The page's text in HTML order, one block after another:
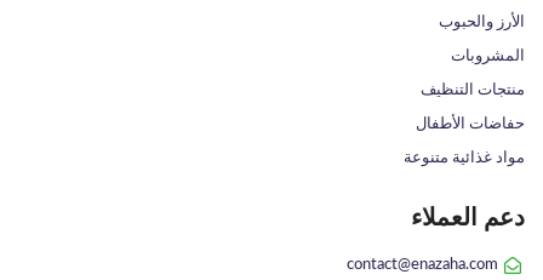
الأرز والحبوب
المشروبات
منتجات التنظيف
حفاضات الأطفال
مواد غذائية متنوعة
دعم العملاء
contact@enazaha.com